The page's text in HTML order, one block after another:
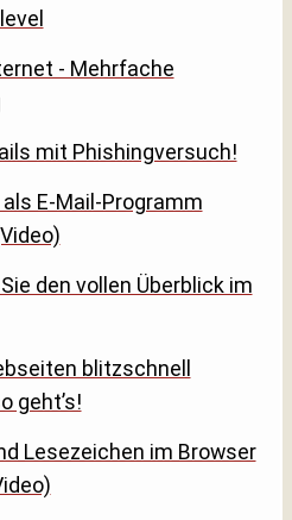
- Mehrfache
mit Phishingversuch!
E-Mail-Programm
den vollen Überblick im
blitzschnell
geht’s!
Lesezeichen im Browser